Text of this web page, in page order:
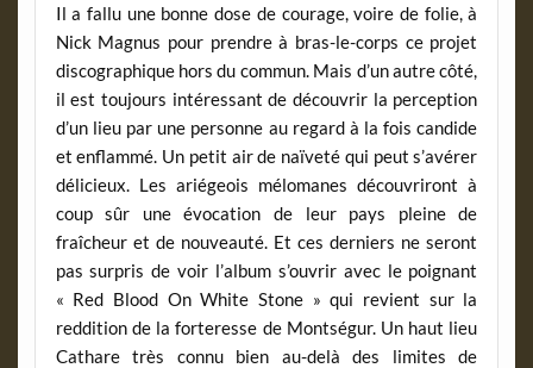
Il a fallu une bonne dose de courage, voire de folie, à
Nick Magnus pour prendre à bras-le-corps ce projet
discographique hors du commun. Mais d’un autre côté,
il est toujours intéressant de découvrir la perception
d’un lieu par une personne au regard à la fois candide
et enflammé. Un petit air de naïveté qui peut s’avérer
délicieux. Les ariégeois mélomanes découvriront à
coup sûr une évocation de leur pays pleine de
fraîcheur et de nouveauté. Et ces derniers ne seront
pas surpris de voir l’album s’ouvrir avec le poignant
« Red Blood On White Stone » qui revient sur la
reddition de la forteresse de Montségur. Un haut lieu
Cathare très connu bien au-delà des limites de